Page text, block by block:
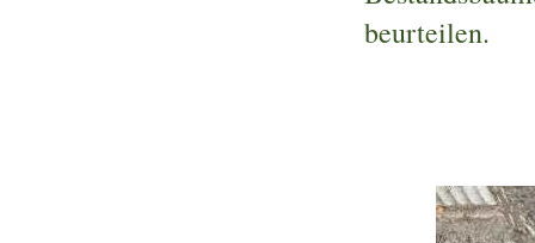
beurteilen.